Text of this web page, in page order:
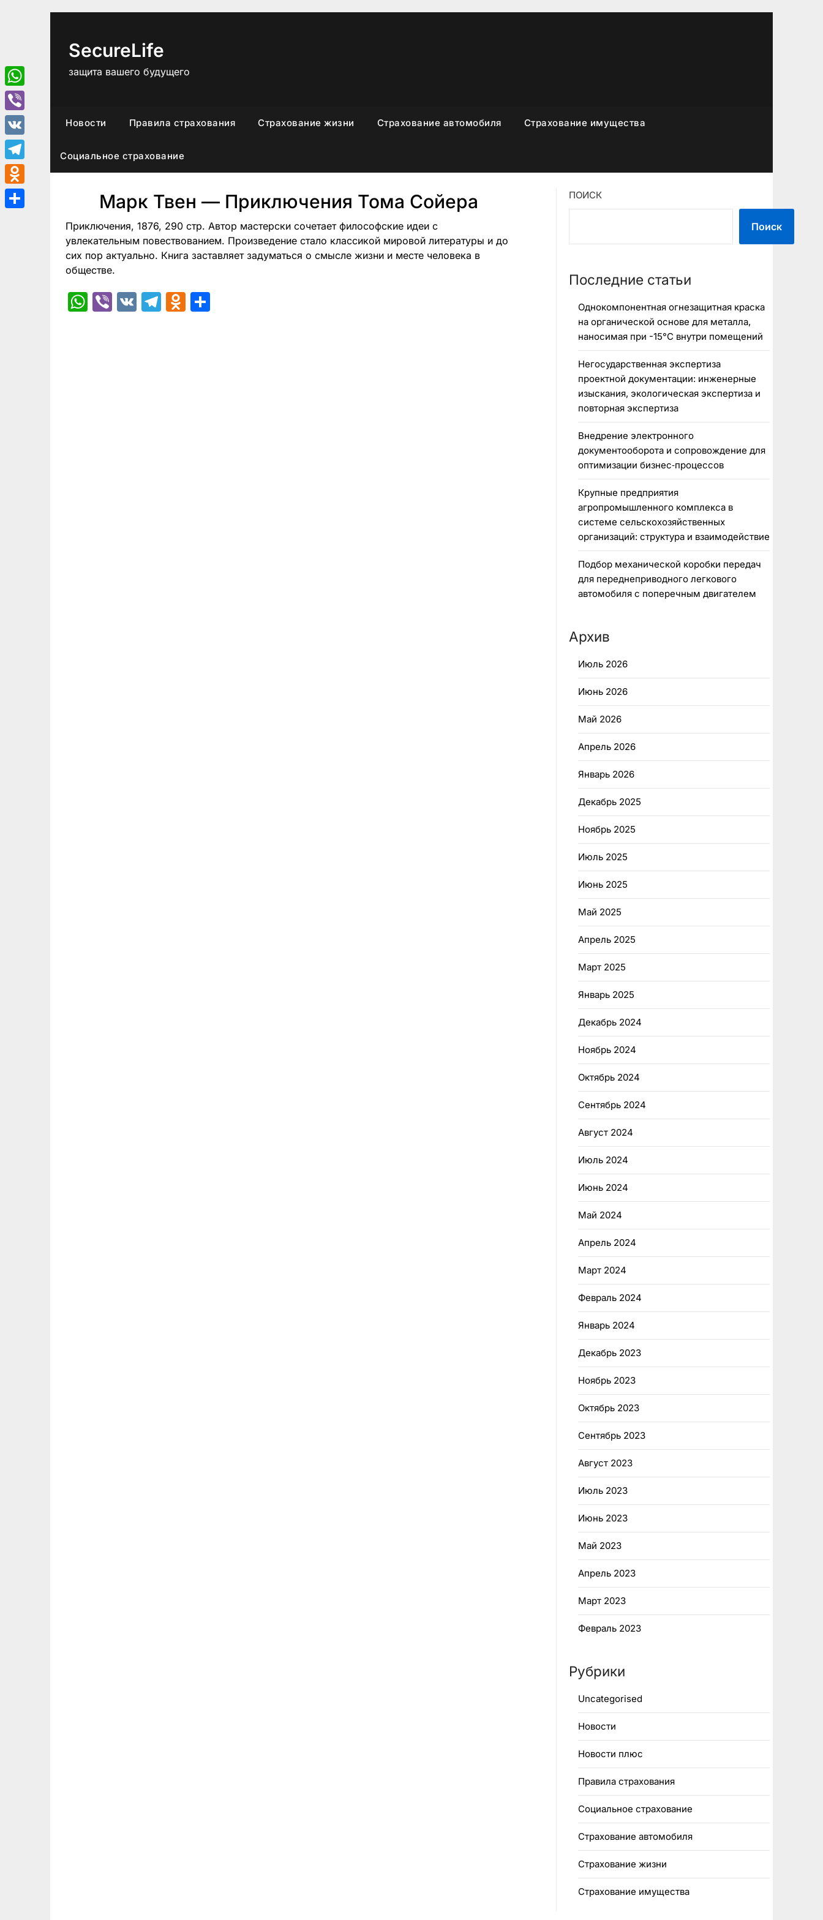
SecureLife
защита вашего будущего
Новости Правила страхования Страхование жизни Страхование автомобиля Страхование имущества
Социальное страхование
Марк Твен — Приключения Тома Сойера
Приключения, 1876, 290 стр. Автор мастерски сочетает философские идеи с
увлекательным повествованием. Произведение стало классикой мировой литературы и до
сих пор актуально. Книга заставляет задуматься о смысле жизни и месте человека в
обществе.
WhatsApp
Viber
VK Telegram
Odnoklassniki
ПОИСК
Поиск
Последние статьи
Однокомпонентная огнезащитная краска
на органической основе для металла,
наносимая при -15°C внутри помещений
Негосударственная экспертиза
проектной документации: инженерные
изыскания, экологическая экспертиза и
повторная экспертиза
Внедрение электронного
документооборота и сопровождение для
оптимизации бизнес‑процессов
Крупные предприятия
агропромышленного комплекса в
системе сельскохозяйственных
организаций: структура и взаимодействие
Подбор механической коробки передач
для переднеприводного легкового
автомобиля с поперечным двигателем
Архив
Июль 2026
Июнь 2026
Май 2026
Апрель 2026
Январь 2026
Декабрь 2025
Ноябрь 2025
Июль 2025
Июнь 2025
Май 2025
Апрель 2025
Март 2025
Январь 2025
Декабрь 2024
Ноябрь 2024
Октябрь 2024
Сентябрь 2024
Август 2024
Июль 2024
Июнь 2024
Май 2024
Апрель 2024
Март 2024
Февраль 2024
Январь 2024
Декабрь 2023
Ноябрь 2023
Октябрь 2023
Сентябрь 2023
Август 2023
Июль 2023
Июнь 2023
Май 2023
Апрель 2023
Март 2023
Февраль 2023
Рубрики
Uncategorised
Новости
Новости плюс
Правила страхования
Социальное страхование
Страхование автомобиля
Страхование жизни
Страхование имущества
WhatsApp
Viber
VK
Telegram
Odnoklassniki